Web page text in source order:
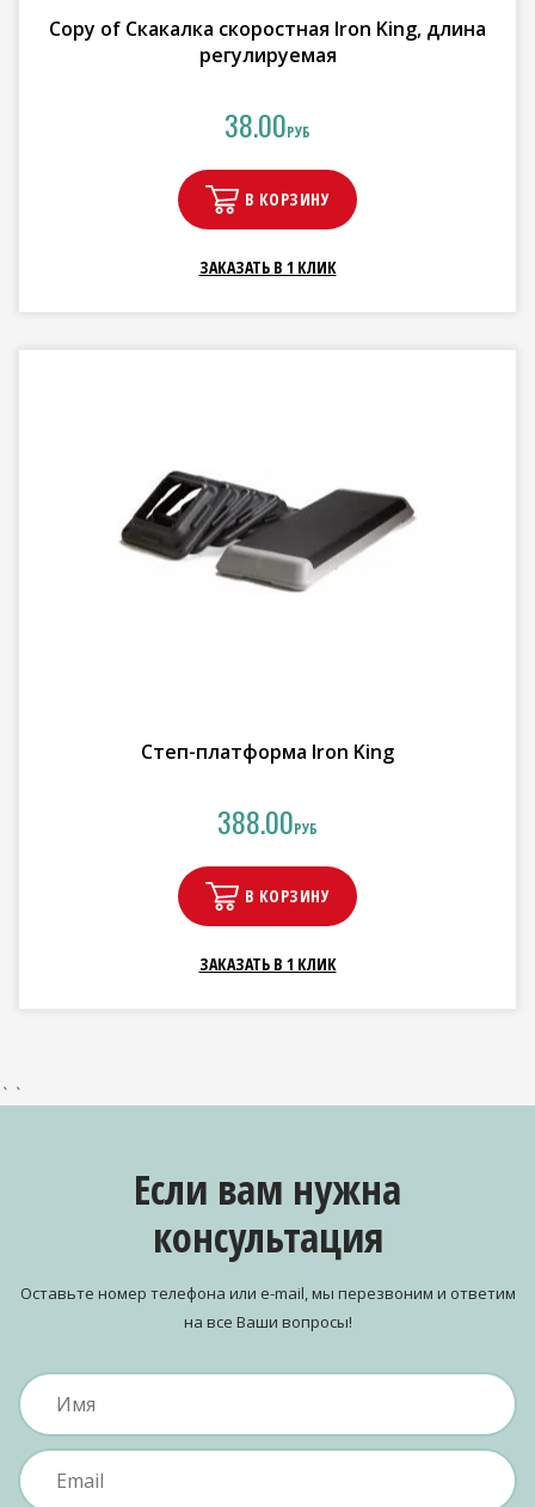
Copy of Скакалка скоростная Iron King, длина
регулируемая
38.00РУБ
В КОРЗИНУ
ЗАКАЗАТЬ В 1 КЛИК
Степ-платформа Iron King
388.00РУБ
В КОРЗИНУ
ЗАКАЗАТЬ В 1 КЛИК
` `
Если вам нужна
консультация
Оставьте номер телефона или e-mail, мы перезвоним и ответим
на все Ваши вопросы!